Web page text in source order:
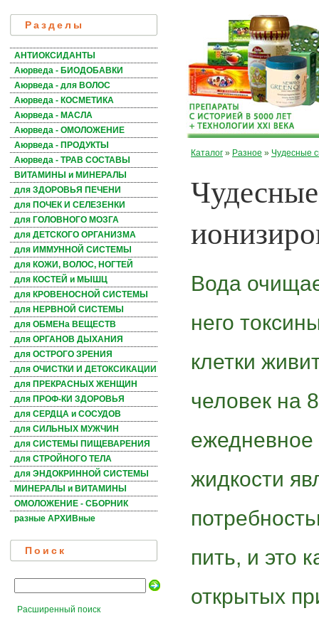
Разделы
АНТИОКСИДАНТЫ
Аюрведа - БИОДОБАВКИ
Аюрведа - для ВОЛОС
Аюрведа - КОСМЕТИКА
Аюрведа - МАСЛА
Аюрведа - ОМОЛОЖЕНИЕ
Аюрведа - ПРОДУКТЫ
Аюрведа - ТРАВ СОСТАВЫ
ВИТАМИНЫ и МИНЕРАЛЫ
для ЗДОРОВЬЯ ПЕЧЕНИ
для ПОЧЕК И СЕЛЕЗЕНКИ
для ГОЛОВНОГО МОЗГА
для ДЕТСКОГО ОРГАНИЗМА
для ИММУННОЙ СИСТЕМЫ
для КОЖИ, ВОЛОС, НОГТЕЙ
для КОСТЕЙ и МЫШЦ
для КРОВЕНОСНОЙ СИСТЕМЫ
для НЕРВНОЙ СИСТЕМЫ
для ОБМЕНа ВЕЩЕСТВ
для ОРГАНОВ ДЫХАНИЯ
для ОСТРОГО ЗРЕНИЯ
для ОЧИСТКИ И ДЕТОКСИКАЦИИ
для ПРЕКРАСНЫХ ЖЕНЩИН
для ПРОФ-КИ ЗДОРОВЬЯ
для СЕРДЦА и СОСУДОВ
для СИЛЬНЫХ МУЖЧИН
для СИСТЕМЫ ПИЩЕВАРЕНИЯ
для СТРОЙНОГО ТЕЛА
для ЭНДОКРИННОЙ СИСТЕМЫ
МИНЕРАЛЫ и ВИТАМИНЫ
ОМОЛОЖЕНИЕ - СБОРНИК
разные АРХИВные
Поиск
Расширенный поиск
Каталог » Разное » Чудесные
Вода
него
клетки
человек на
ежедневное
жидкости
пить, и это
открытых